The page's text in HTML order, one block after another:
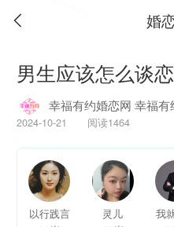
 婚
男生应该怎么谈
幸福有约婚恋网 幸福有
2024-10-21 阅读1464
以行践言
灵儿
我